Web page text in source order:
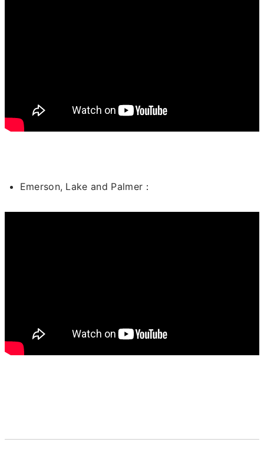
Emerson, Lake and Palmer：